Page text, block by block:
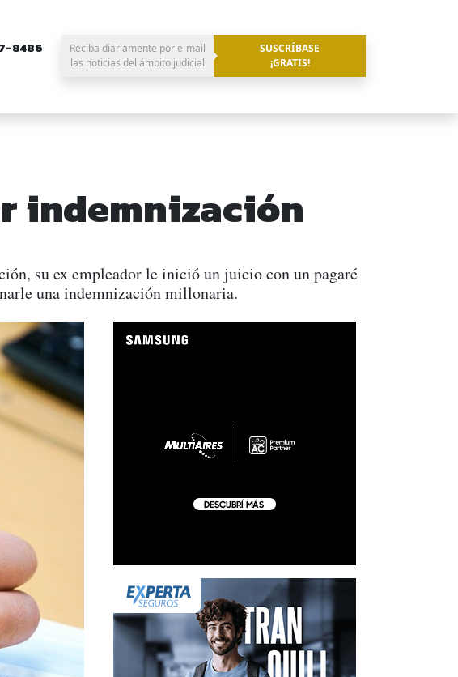
8486
Reciba diariamente por e-mail
las noticias del ámbito judicial
SUSCRÍBASE
¡GRATIS!
indemnización
su ex empleador le inició un juicio con un pagaré
una indemnización millonaria.